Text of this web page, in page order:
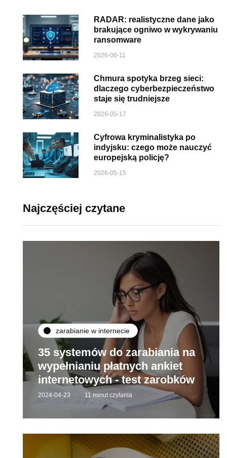
RADAR: realistyczne dane jako
brakujące ogniwo w wykrywaniu
ransomware
2026-06-11
Chmura spotyka brzeg sieci:
dlaczego cyberbezpieczeństwo
staje się trudniejsze
2026-05-17
Cyfrowa kryminalistyka po
indyjsku: czego może nauczyć
europejską policję?
2026-05-15
Najczęściej czytane
zarabianie w internecie
35 systemów do zarabiania na
wypełnianiu płatnych ankiet
internetowych - test zarobków
2024-04-23 11 minut czytania